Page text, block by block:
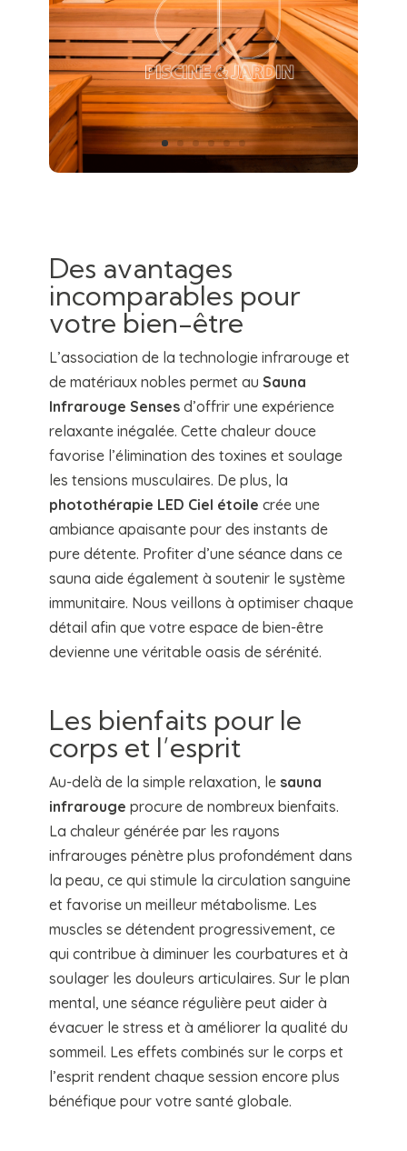
Des avantages
incomparables pour
votre bien-être
L’association de la technologie infrarouge et
de matériaux nobles permet au Sauna
Infrarouge Sensesd’offrir une expérience
relaxante inégalée. Cette chaleur douce
favorise l’élimination des toxines et soulage
les tensions musculaires. De plus, la
photothérapie LED Ciel étoile crée une
ambiance apaisante pour des instants de
pure détente. Profiter d’une séance dans ce
sauna aide également à soutenir le système
immunitaire. Nous veillons à optimiser chaque
détail afin que votre espace de bien-être
devienne une véritable oasis de sérénité.
Les bienfaits pour le
corps et l’esprit
Au-delà de la simple relaxation, le sauna
infrarouge procure de nombreux bienfaits.
La chaleur générée par les rayons
infrarouges pénètre plus profondément dans
la peau, ce qui stimule la circulation sanguine
et favorise un meilleur métabolisme. Les
muscles se détendent progressivement, ce
qui contribue à diminuer les courbatures et à
soulager les douleurs articulaires. Sur le plan
mental, une séance régulière peut aider à
évacuer le stress et à améliorer la qualité du
sommeil. Les effets combinés sur le corps et
l’esprit rendent chaque session encore plus
bénéfique pour votre santé globale.